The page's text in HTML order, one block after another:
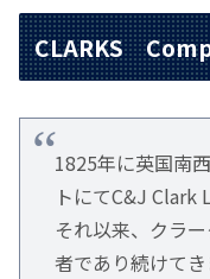
CLARKS
1825年に英国南
トにてC&J Clark
それ以来、クラ
者であり続けて